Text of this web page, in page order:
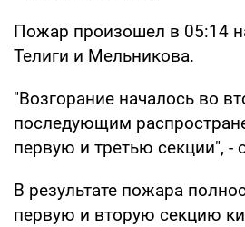
Пожар произошел в 05:14
Телиги и Мельникова.
"Возгорание началось во
последующим
первую и третью секции", -
В результате пожара
первую и вторую секцию